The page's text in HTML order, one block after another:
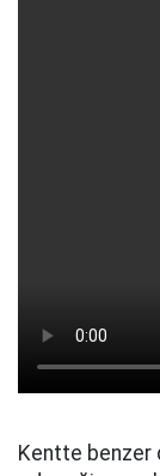
Kentte benzer